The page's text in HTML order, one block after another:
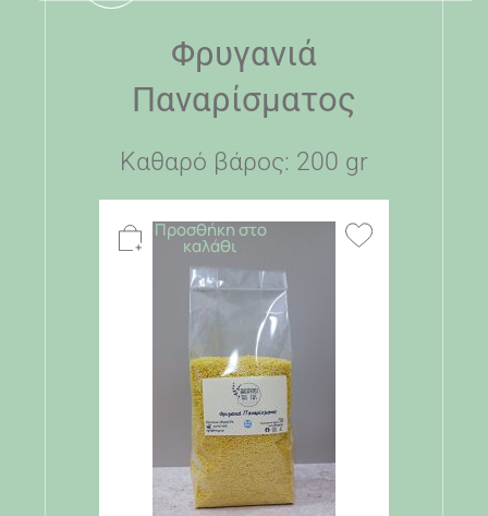
Φρυγανιά
Παναρίσματος
Καθαρό βάρος: 200 gr
Προσθήκη στο
καλάθι